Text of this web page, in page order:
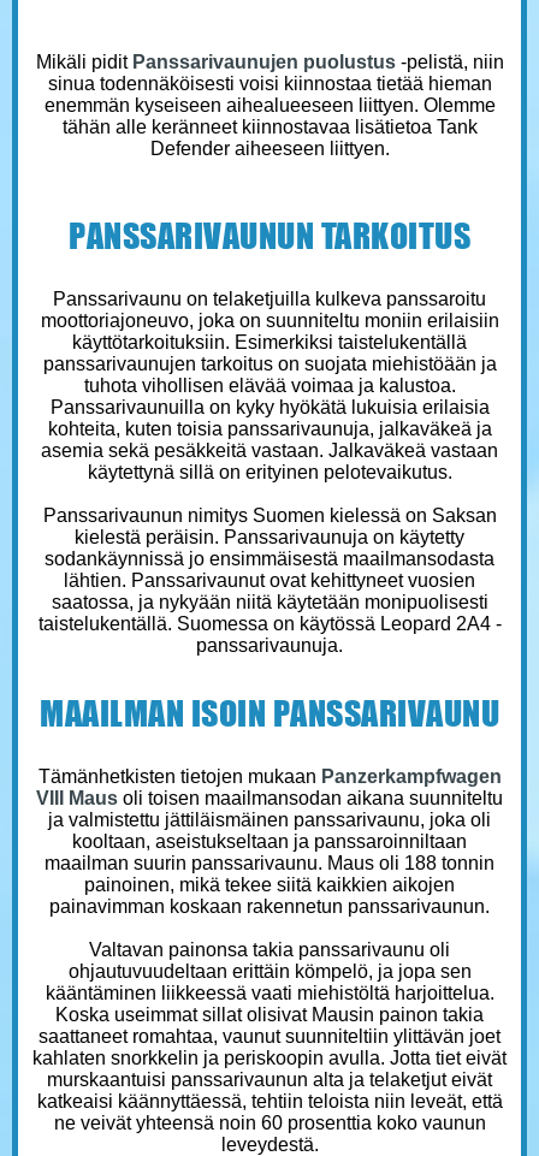
Mikäli pidit Panssarivaunujen puolustus-pelistä, niin
sinua todennäköisesti voisi kiinnostaa tietää hieman
enemmän kyseiseen aihealueeseen liittyen. Olemme
tähän alle keränneet kiinnostavaa lisätietoa Tank
Defender aiheeseen liittyen.
PANSSARIVAUNUN TARKOITUS
Panssarivaunu on telaketjuilla kulkeva panssaroitu
moottoriajoneuvo, joka on suunniteltu moniin erilaisiin
käyttötarkoituksiin. Esimerkiksi taistelukentällä
panssarivaunujen tarkoitus on suojata miehistöään ja
tuhota vihollisen elävää voimaa ja kalustoa.
Panssarivaunuilla on kyky hyökätä lukuisia erilaisia
kohteita, kuten toisia panssarivaunuja, jalkaväkeä ja
asemia sekä pesäkkeitä vastaan. Jalkaväkeä vastaan
käytettynä sillä on erityinen pelotevaikutus.
Panssarivaunun nimitys Suomen kielessä on Saksan
kielestä peräisin. Panssarivaunuja on käytetty
sodankäynnissä jo ensimmäisestä maailmansodasta
lähtien. Panssarivaunut ovat kehittyneet vuosien
saatossa, ja nykyään niitä käytetään monipuolisesti
taistelukentällä. Suomessa on käytössä Leopard 2A4 -
panssarivaunuja.
MAAILMAN ISOIN PANSSARIVAUNU
Tämänhetkisten tietojen mukaan Panzerkampfwagen
VIII Maus oli toisen maailmansodan aikana suunniteltu
ja valmistettu jättiläismäinen panssarivaunu, joka oli
kooltaan, aseistukseltaan ja panssaroinniltaan
maailman suurin panssarivaunu. Maus oli 188 tonnin
painoinen, mikä tekee siitä kaikkien aikojen
painavimman koskaan rakennetun panssarivaunun.
Valtavan painonsa takia panssarivaunu oli
ohjautuvuudeltaan erittäin kömpelö, ja jopa sen
kääntäminen liikkeessä vaati miehistöltä harjoittelua.
Koska useimmat sillat olisivat Mausin painon takia
saattaneet romahtaa, vaunut suunniteltiin ylittävän joet
kahlaten snorkkelin ja periskoopin avulla. Jotta tiet eivät
murskaantuisi panssarivaunun alta ja telaketjut eivät
katkeaisi käännyttäessä, tehtiin teloista niin leveät, että
ne veivät yhteensä noin 60 prosenttia koko vaunun
leveydestä.